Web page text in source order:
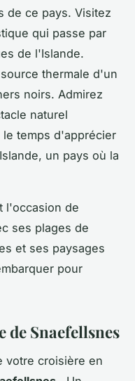
de ce pays. Visitez
qui passe par
de l'Islande.
thermale d'un
noirs. Admirez
naturel
temps d'apprécier
un pays où la
l'occasion de
ses plages de
et ses paysages
pour
de Snaefellsnes
votre croisière en